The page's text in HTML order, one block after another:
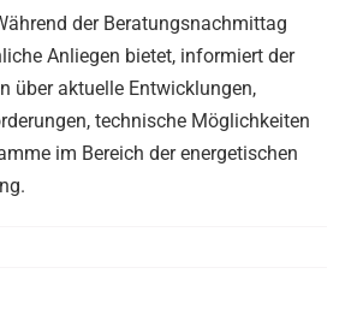
der Beratungsnachmittag
Anliegen bietet, informiert der
über aktuelle Entwicklungen,
technische Möglichkeiten
im Bereich der energetischen